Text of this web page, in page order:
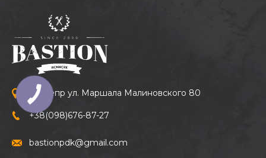
г. Днепр ул. Маршала Малиновского 80
+38(098)676-87-27
bastionpdk@gmail.com